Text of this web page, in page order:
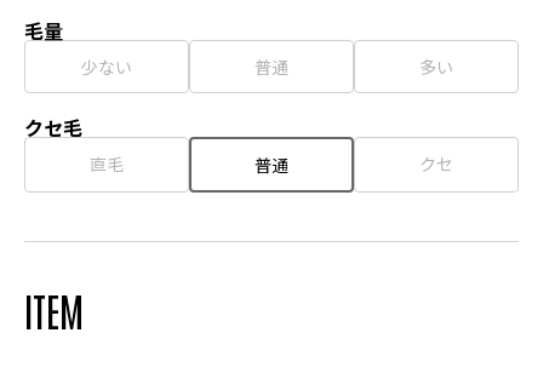
毛量
少ない 普通 多い
クセ毛
直毛 普通 クセ
ITEM